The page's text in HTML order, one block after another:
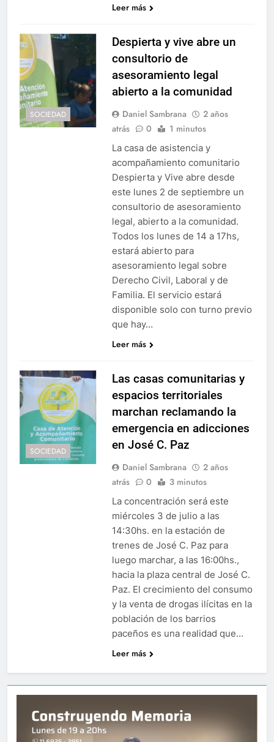
Leer más
SOCIEDAD
Despierta y vive abre un
consultorio de
asesoramiento legal
abierto a la comunidad
Daniel Sambrana
2 años
atrás
0 1 minutos
La casa de asistencia y
acompañamiento comunitario
Despierta y Vive abre desde
este lunes 2 de septiembre un
consultorio de asesoramiento
legal, abierto a la comunidad.
Todos los lunes de 14 a 17hs,
estará abierto para
asesoramiento legal sobre
Derecho Civil, Laboral y de
Familia. El servicio estará
disponible solo con turno previo
que hay…
Leer más
SOCIEDAD
Las casas comunitarias y
espacios territoriales
marchan reclamando la
emergencia en adicciones
en José C. Paz
Daniel Sambrana
2 años
atrás
0 3 minutos
La concentración será este
miércoles 3 de julio a las
14:30hs. en la estación de
trenes de José C. Paz para
luego marchar, a las 16:00hs.,
hacia la plaza central de José C.
Paz. El crecimiento del consumo
y la venta de drogas ilícitas en la
población de los barrios
paceños es una realidad que…
Leer más